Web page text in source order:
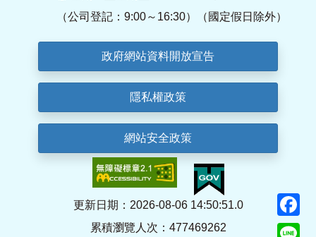
（公司登記：9:00～16:30）（國定假日除外）
政府網站資料開放宣告
隱私權政策
網站安全政策
更新日期：2026-08-06 14:50:51.0
累積瀏覽人次：477469262